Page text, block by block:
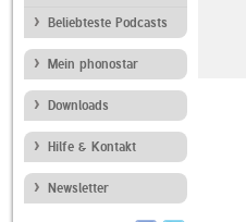
Beliebteste Podcasts
Mein phonostar
Downloads
Hilfe & Kontakt
Newsletter
SUNSHINE LIVE